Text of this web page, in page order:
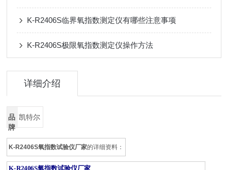
K-R2406S临界氧指数测定仪有哪些注意事项
K-R2406S极限氧指数测定仪操作方法
详细介绍
品
牌
凯特尔
K-R2406S氧指数试验仪厂家的详细资料：
K-R2406S氧指数试验仪厂家